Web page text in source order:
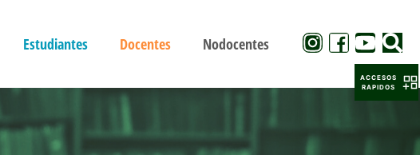
Estudiantes Docentes Nodocentes
ACCESOS
RAPIDOS